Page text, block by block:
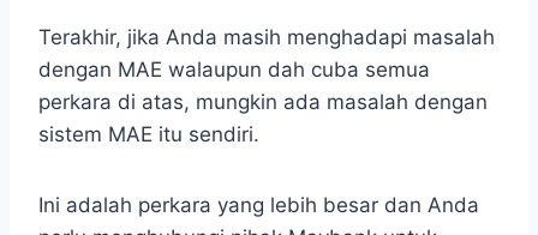
Terakhir, jika Anda masih menghadapi masalah
dengan MAE walaupun dah cuba semua
perkara di atas, mungkin ada masalah dengan
sistem MAE itu sendiri.
Ini adalah perkara yang lebih besar dan Anda